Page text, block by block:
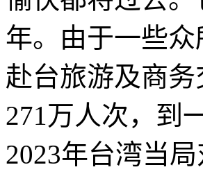
年。由于一些
赴台旅游及商
271万人次，到
2023年台湾当